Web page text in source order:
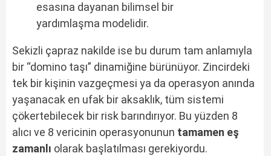
esasına dayanan bilimsel bir
yardımlaşma modelidir.
Sekizli çapraz nakilde ise bu durum tam anlamıyla
bir “domino taşı” dinamiğine bürünüyor. Zincirdeki
tek bir kişinin vazgeçmesi ya da operasyon anında
yaşanacak en ufak bir aksaklık, tüm sistemi
çökertebilecek bir risk barındırıyor. Bu yüzden 8
alıcı ve 8 vericinin operasyonunun tamamen eş
zamanlı olarak başlatılması gerekiyordu.